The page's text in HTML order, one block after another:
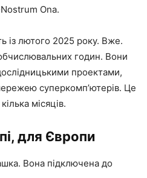
Ona.
із лютого 2025 року. Вже.
годин. Вони
проектами,
суперкомп’ютерів. Це
місяців.
для Європи
Вона підключена до